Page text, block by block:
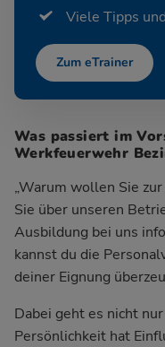
Viele Tipps
Zum eTrainer
Was passiert im
Werkfeuerwehr
„Warum wollen Sie
Sie über unseren
Ausbildung bei uns
kannst du die
deiner Eignung
Dabei geht es nicht
Persönlichkeit hat